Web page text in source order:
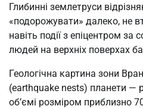
Глибинні землетруси
«подорожувати» далеко, не
навіть події з епіцентром
людей на верхніх поверхах
Геологічна картина зони
(earthquake nests) планети —
об’ємі розміром приблизно